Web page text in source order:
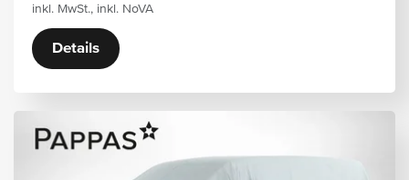
inkl. MwSt., inkl. NoVA
Details